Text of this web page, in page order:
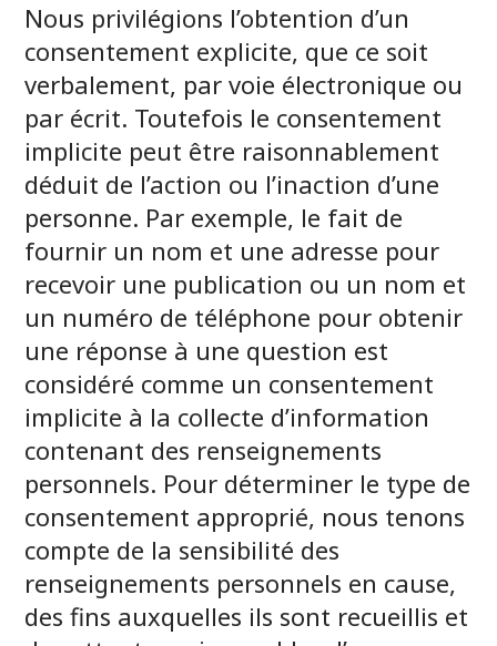
Nous privilégions l’obtention d’un
consentement explicite, que ce soit
verbalement, par voie électronique ou
par écrit. Toutefois le consentement
implicite peut être raisonnablement
déduit de l’action ou l’inaction d’une
personne. Par exemple, le fait de
fournir un nom et une adresse pour
recevoir une publication ou un nom et
un numéro de téléphone pour obtenir
une réponse à une question est
considéré comme un consentement
implicite à la collecte d’information
contenant des renseignements
personnels. Pour déterminer le type de
consentement approprié, nous tenons
compte de la sensibilité des
renseignements personnels en cause,
des fins auxquelles ils sont recueillis et